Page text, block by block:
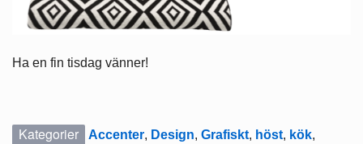
Ha en fin tisdag vänner!
Kategorier Accenter, Design, Grafiskt, höst, kök,